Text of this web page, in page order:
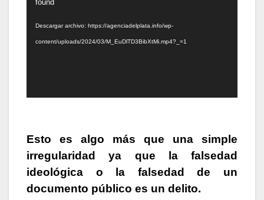
found
Descargar archivo: https://agenciadelplata.info/wp-
content/uploads/2024/03/M_EuDlTD3BibXtMi.mp4?_=1
Esto es algo más que una simple
irregularidad ya que la falsedad
ideológica o la falsedad de un
documento público es un delito.